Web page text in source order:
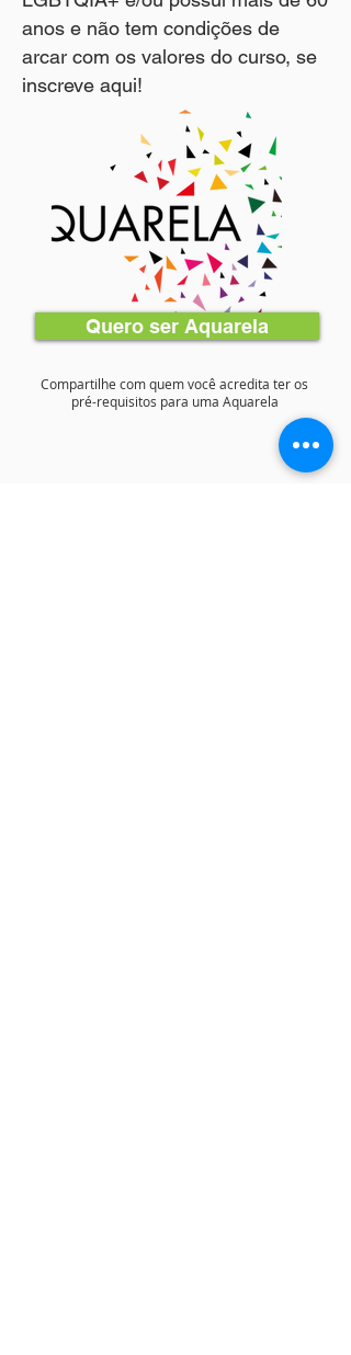
anos e não tem condições de
arcar com os valores do curso, se
inscreve aqui!
Quero ser Aquarela
Compartilhe com quem você acredita ter os
pré-requisitos para uma Aquarela